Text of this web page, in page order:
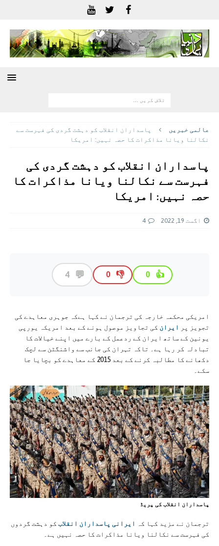
عالمی خبريں
پاسداران انقلاب کو دہشت گردی کی فہرست سے
نکالنا ویانا مذاکرات کا حصہ نہیں: امریکا
پاسداران انقلاب کو دہشت گردی کی
فہرست سے نکالنا ویانا مذاکرات کا
حصہ نہیں: امریکا
اگست 19, 2022 4
👍
0
👎
0
💬
4
امریکی محکمہ خارجہ کی ترجمان نے کہا ہےکہ جوہری معاہدے کی
تجویز پر
ایران کی تجاویز موصول ہونے کے بعد امریکہ یورپی
یونین کے ساتھ ایران کے ردعمل کے بارے میں اپنے خیالات کا
تبادلہ کر رہا ہے۔ تاکہ تہران کی جانب سے واشنگٹن سے لچک
دکھانے کا مطالبہ کرنے کے بعد 2015 کے معاہدے کو بچایا جا
سکے۔
پاسداران انقلاب کی پريڈ
ترجمان نے مزید کہا کہ ایرانی پاسداران انقلاب کو دہشت گردوں
کی فہرست سے نکالنا ویانا مذاکرات کا حصہ نہیں ہے۔